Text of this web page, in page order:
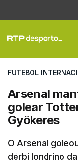
FUTEBOL
Arsenal
golear
Gyökeres
O Arsenal
dérbi londrino